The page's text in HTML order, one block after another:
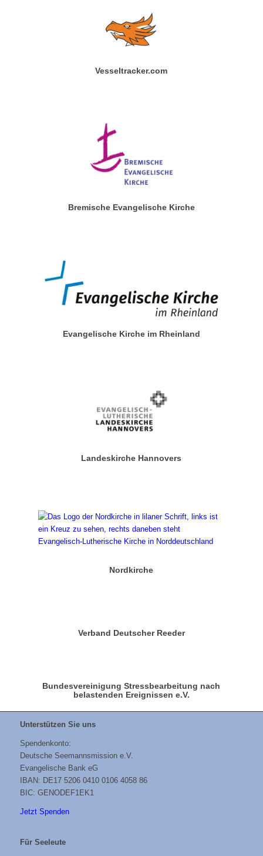
Vesseltracker.com
Bremische Evangelische Kirche
Evangelische Kirche im Rheinland
Landeskirche Hannovers
Nordkirche
Verband Deutscher Reeder
Bundesvereinigung Stressbearbeitung nach
belastenden Ereignissen e.V.
Unterstützen Sie uns
Spendenkonto:
Deutsche Seemannsmission e.V.
Evangelische Bank eG
IBAN: DE17 5206 0410 0106 4058 86
BIC: GENODEF1EK1
Jetzt Spenden
Für Seeleute